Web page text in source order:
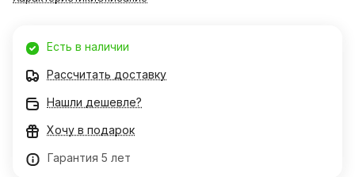
Есть в наличии
Рассчитать доставку
Нашли дешевле?
Хочу в подарок
Гарантия 5 лет